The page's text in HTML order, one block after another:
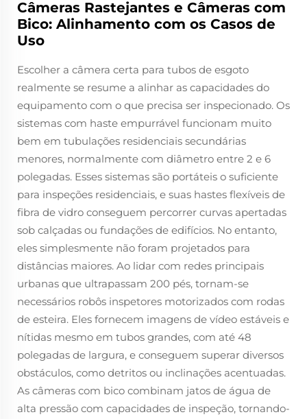
Câmeras Rastejantes e Câmeras com
Bico: Alinhamento com os Casos de
Uso
Escolher a câmera certa para tubos de esgoto
realmente se resume a alinhar as capacidades do
equipamento com o que precisa ser inspecionado. Os
sistemas com haste empurrável funcionam muito
bem em tubulações residenciais secundárias
menores, normalmente com diâmetro entre 2 e 6
polegadas. Esses sistemas são portáteis o suficiente
para inspeções residenciais, e suas hastes flexíveis de
fibra de vidro conseguem percorrer curvas apertadas
sob calçadas ou fundações de edifícios. No entanto,
eles simplesmente não foram projetados para
distâncias maiores. Ao lidar com redes principais
urbanas que ultrapassam 200 pés, tornam-se
necessários robôs inspetores motorizados com rodas
de esteira. Eles fornecem imagens de vídeo estáveis e
nítidas mesmo em tubos grandes, com até 48
polegadas de largura, e conseguem superar diversos
obstáculos, como detritos ou inclinações acentuadas.
As câmeras com bico combinam jatos de água de
alta pressão com capacidades de inspeção, tornando-